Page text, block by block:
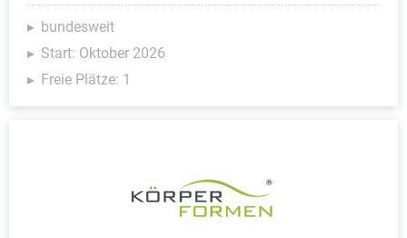
bundesweit
Start: Oktober 2026
Freie Plätze: 1